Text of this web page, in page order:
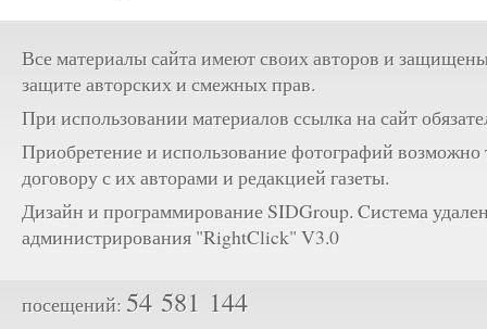
Все материалы сайта имеют своих авторов и
защите авторских и смежных прав.
При использовании материалов ссылка на сайт
Приобретение и использование фотографий возможно
договору с их авторами и редакцией газеты.
Дизайн и программирование SIDGroup. Cистема
администрирования "RightClick" V3.0
посещений: 54 581 144